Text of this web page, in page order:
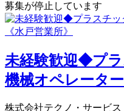
募集が停止しています
未経験歓迎◆プ
機械オペレータ
株式会社テクノ・サービ